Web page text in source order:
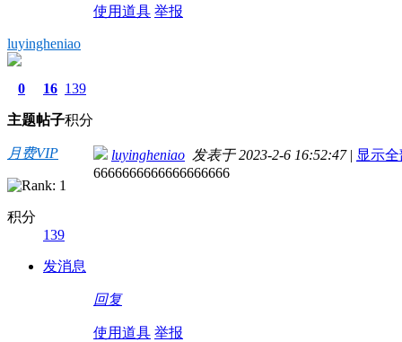
使用道具 举报
luyingheniao
0
主题
16
帖子
139
积分
月费VIP
积分
139
发消息
luyingheniao 发表于 2023-2-6 16:52:47 | 显示
6666666666666666666
回复
使用道具 举报